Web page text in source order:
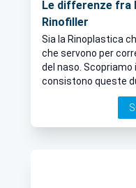
Le differenze fra
Rinofiller
Sia la Rinoplastica
che servono per
del naso.
consistono queste